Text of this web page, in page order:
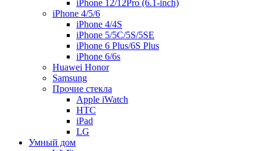
iPhone 12/12Pro (6.1-inch)
iPhone 4/5/6
iPhone 4/4S
iPhone 5/5C/5S/5SE
iPhone 6 Plus/6S Plus
iPhone 6/6s
Huawei Honor
Samsung
Прочие стекла
Apple iWatch
HTC
iPad
LG
Умный дом